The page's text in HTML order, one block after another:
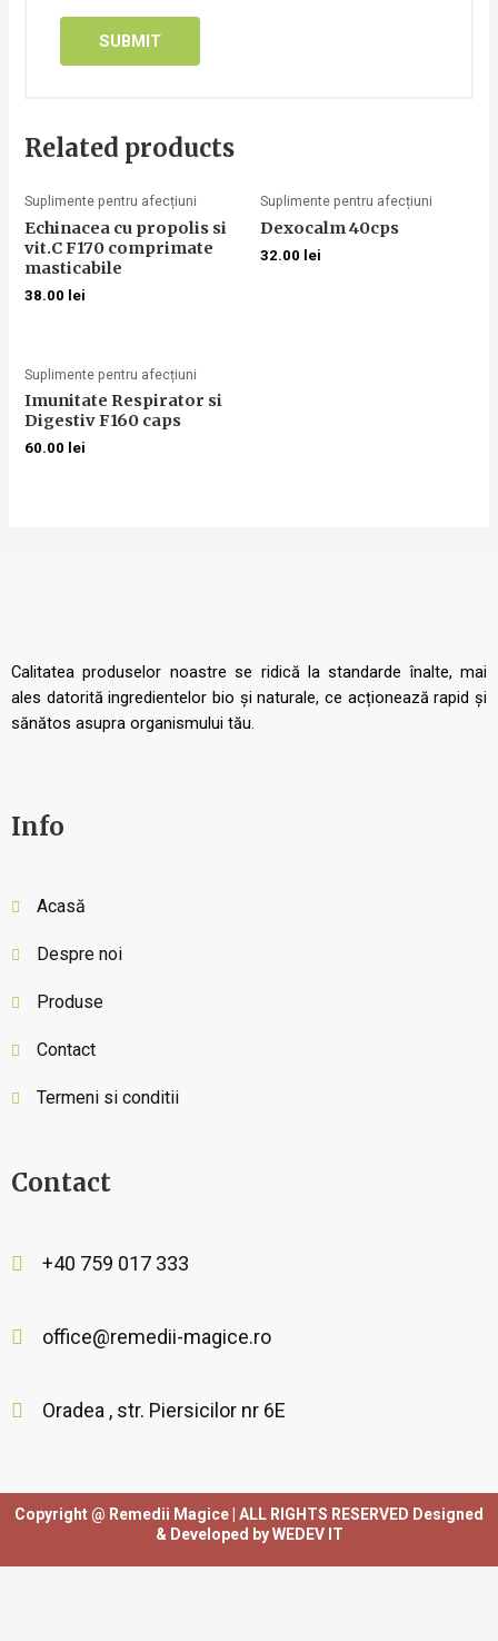
Related products
Suplimente pentru afecțiuni
Echinacea cu propolis si
vit.C F170 comprimate
masticabile
38.00 lei
Suplimente pentru afecțiuni
Dexocalm 40cps
32.00 lei
Suplimente pentru afecțiuni
Imunitate Respirator si
Digestiv F160 caps
60.00 lei
Calitatea produselor noastre se ridică la standarde înalte, mai
ales datorită ingredientelor bio și naturale, ce acționează rapid și
sănătos asupra organismului tău.
Info
Acasă
Despre noi
Produse
Contact
Termeni si conditii
Contact
+40 759 017 333
office@remedii-magice.ro
Oradea , str. Piersicilor nr 6E
Copyright @ Remedii Magice | ALL RIGHTS RESERVED Designed
& Developed by WEDEV IT